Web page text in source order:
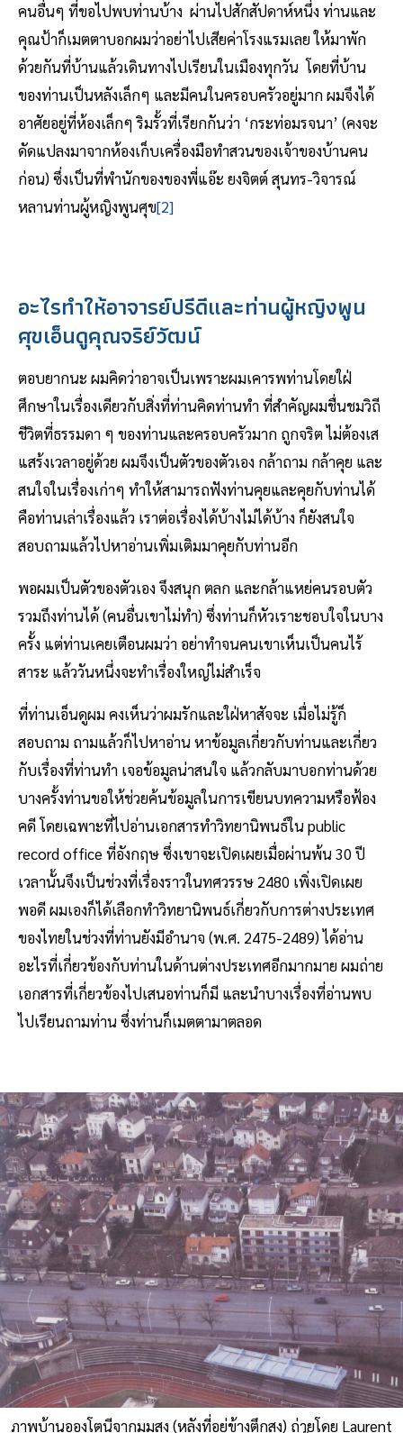
คนอื่นๆ ที่ขอไปพบท่านบ้าง ผ่านไปสักสัปดาห์หนึ่ง ท่านและ
คุณป้าก็เมตตาบอกผมว่าอย่าไปเสียค่าโรงแรมเลย ให้มาพัก
ด้วยกันที่บ้านแล้วเดินทางไปเรียนในเมืองทุกวัน โดยที่บ้าน
ของท่านเป็นหลังเล็กๆ และมีคนในครอบครัวอยู่มาก ผมจึงได้
อาศัยอยู่ที่ห้องเล็กๆ ริมรั้วที่เรียกกันว่า ‘กระท่อมรจนา’ (คงจะ
ดัดแปลงมาจากห้องเก็บเครื่องมือทำสวนของเจ้าของบ้านคน
ก่อน) ซึ่งเป็นที่พำนักของของพี่แอ๊ะ ยงจิตต์ สุนทร-วิจารณ์
หลานท่านผู้หญิงพูนศุข[2]
อะไรทำให้อาจารย์ปรีดีและท่านผู้หญิงพูน
ศุขเอ็นดูคุณจริย์วัฒน์
ตอบยากนะ ผมคิดว่าอาจเป็นเพราะผมเคารพท่านโดยใฝ่
ศึกษาในเรื่องเดียวกับสิ่งที่ท่านคิดท่านทำ ที่สำคัญผมชื่นชมวิถี
ชีวิตที่ธรรมดา ๆ ของท่านและครอบครัวมาก ถูกจริต ไม่ต้องเส
แสร้งเวลาอยู่ด้วย ผมจึงเป็นตัวของตัวเอง กล้าถาม กล้าคุย และ
สนใจในเรื่องเก่าๆ ทำให้สามารถฟังท่านคุยและคุยกับท่านได้
คือท่านเล่าเรื่องแล้ว เราต่อเรื่องได้บ้างไม่ได้บ้าง ก็ยังสนใจ
สอบถามแล้วไปหาอ่านเพิ่มเติมมาคุยกับท่านอีก
พอผมเป็นตัวของตัวเอง จึงสนุก ตลก และกล้าแหย่คนรอบตัว
รวมถึงท่านได้ (คนอื่นเขาไม่ทำ) ซึ่งท่านก็หัวเราะชอบใจในบาง
ครั้ง แต่ท่านเคยเตือนผมว่า อย่าทำจนคนเขาเห็นเป็นคนไร้
สาระ แล้ววันหนึ่งจะทำเรื่องใหญ่ไม่สำเร็จ
ที่ท่านเอ็นดูผม คงเห็นว่าผมรักและใฝ่หาสัจจะ เมื่อไม่รู้ก็
สอบถาม ถามแล้วก็ไปหาอ่าน หาข้อมูลเกี่ยวกับท่านและเกี่ยว
กับเรื่องที่ท่านทำ เจอข้อมูลน่าสนใจ แล้วกลับมาบอกท่านด้วย
บางครั้งท่านขอให้ช่วยค้นข้อมูลในการเขียนบทความหรือฟ้อง
คดี โดยเฉพาะที่ไปอ่านเอกสารทำวิทยานิพนธ์ใน public
record office ที่อังกฤษ ซึ่งเขาจะเปิดเผยเมื่อผ่านพ้น 30 ปี
เวลานั้นจึงเป็นช่วงที่เรื่องราวในทศวรรษ 2480 เพิ่งเปิดเผย
พอดี ผมเองก็ได้เลือกทำวิทยานิพนธ์เกี่ยวกับการต่างประเทศ
ของไทยในช่วงที่ท่านยังมีอำนาจ (พ.ศ. 2475-2489) ได้อ่าน
อะไรที่เกี่ยวข้องกับท่านในด้านต่างประเทศอีกมากมาย ผมถ่าย
เอกสารที่เกี่ยวข้องไปเสนอท่านก็มี และนำบางเรื่องที่อ่านพบ
ไปเรียนถามท่าน ซึ่งท่านก็เมตตามาตลอด
ภาพบ้านอองโตนีจากมุมสูง (หลังที่อยู่ข้างตึกสูง) ถ่ายโดย Laurent